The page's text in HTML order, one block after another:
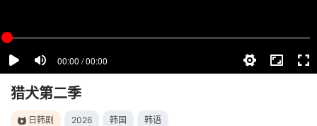
猎犬第二季
日韩剧 2026 韩国 韩语